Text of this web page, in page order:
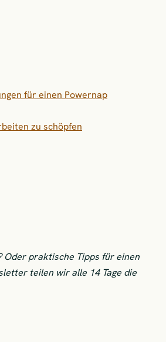
für einen Powernap
zu schöpfen
praktische Tipps für einen
teilen wir alle 14 Tage die